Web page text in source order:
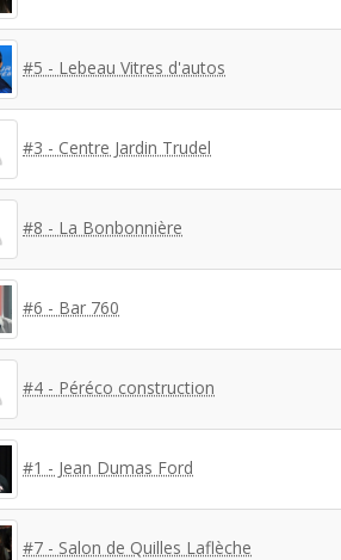
#5 - Lebeau Vitres d'autos
#3 - Centre Jardin Trudel
#8 - La Bonbonnière
#6 - Bar 760
#4 - Péréco construction
#1 - Jean Dumas Ford
#7 - Salon de Quilles Laflèche